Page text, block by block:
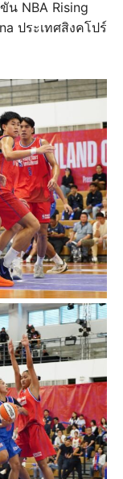
น NBA Rising
ประเทศสิงคโปร์